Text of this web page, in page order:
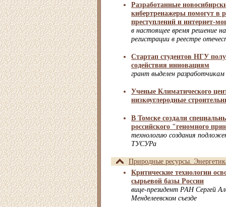
Разработанные
кибертренажеры помогут в
преступлений и интернет-
в настоящее время решение
регистрации в реестре
Стартап студентов НГУ
содействия инновациям
грант выделен
Ученые Климатического
низкоуглеродные
В Томске создали
российского "геномного
технологию создания
ТУСУРа
Природные ресурсы.
Критические технологии
сырьевой базы России
вице-президент РАН Сергей
Менделеевском съезде